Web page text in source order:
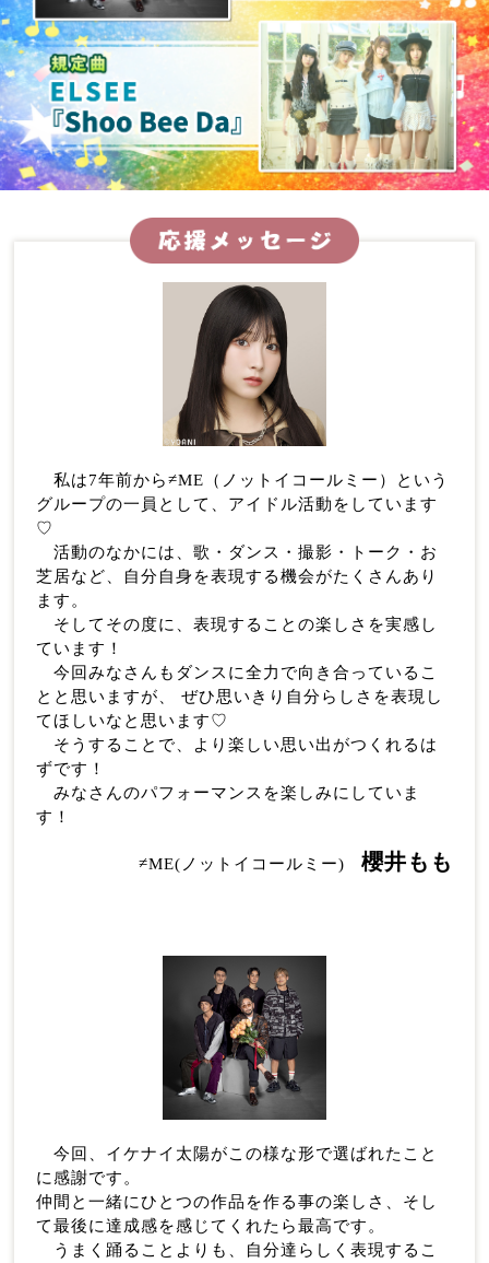
私は7年前から≠ME（ノットイコールミー）という
グループの一員として、アイドル活動をしています
♡
活動のなかには、歌・ダンス・撮影・トーク・お
芝居など、自分自身を表現する機会がたくさんあり
ます。
そしてその度に、表現することの楽しさを実感し
ています！
今回みなさんもダンスに全力で向き合っているこ
とと思いますが、 ぜひ思いきり自分らしさを表現し
てほしいなと思います♡
そうすることで、より楽しい思い出がつくれるは
ずです！
みなさんのパフォーマンスを楽しみにしていま
す！
≠ME(ノットイコールミー) 櫻井もも
今回、イケナイ太陽がこの様な形で選ばれたこと
に感謝です。
仲間と一緒にひとつの作品を作る事の楽しさ、そし
て最後に達成感を感じてくれたら最高です。
うまく踊ることよりも、自分達らしく表現するこ